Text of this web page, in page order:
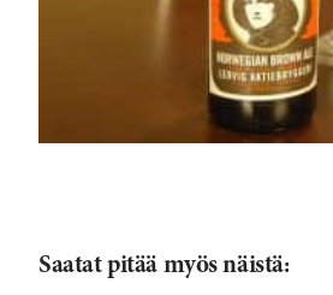
Saatat pitää myös näistä: